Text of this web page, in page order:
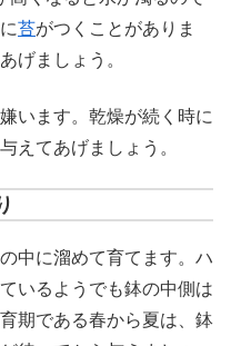
苔がつくことがありま
げましょう。
います。乾燥が続く時に
えてあげましょう。
中に溜めて育てます。ハ
いるようでも鉢の中側は
期である春から夏は、鉢